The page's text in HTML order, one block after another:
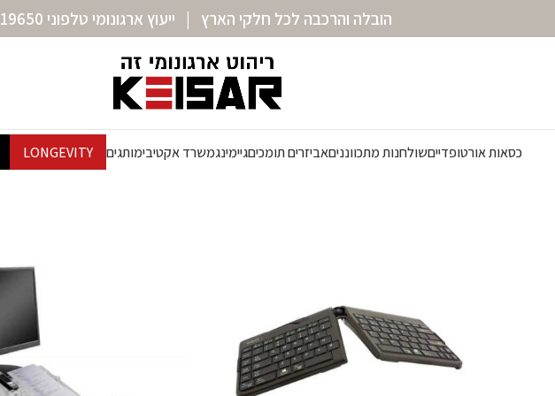
הובלה והרכבה לכל חלקי הארץ | ייעוץ ארגונומי טלפוני 072-3319650
כסאות אורטופדייםשולחנות מתכוונניםאביזרים תומכיםגיימינגמשרד אקטיבימותגים LONGEVITY מציג 1–12 מתוך 15 תוצאות